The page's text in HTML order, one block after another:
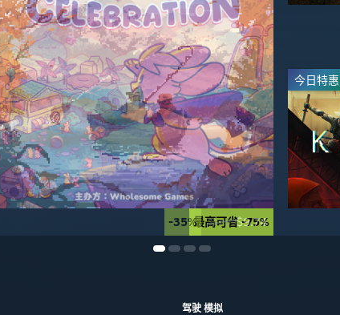
最高可省 -75%
今日特惠
-35% $14.99$9.74
直播
-67% $69.99$23.09
-60% $69.99$27.99
-65% $39.99$13.99
-20% $69.99$55.99
驾驶 模拟